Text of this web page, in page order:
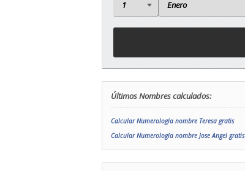
Últimos Nombres calculados:
Calcular Numerología nombre Teresa gratis
Calcular Numerología nombre Jose Angel gratis